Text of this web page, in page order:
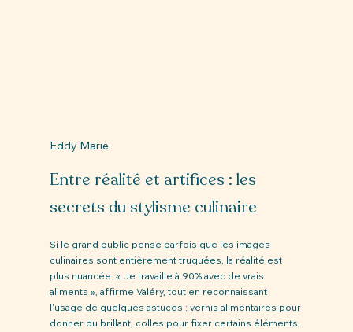
Eddy Marie
Entre réalité et artifices : les
secrets du stylisme culinaire
Si le grand public pense parfois que les images
culinaires sont entièrement truquées, la réalité est
plus nuancée. « Je travaille à 90% avec de vrais
aliments », affirme Valéry, tout en reconnaissant
l'usage de quelques astuces : vernis alimentaires pour
donner du brillant, colles pour fixer certains éléments,